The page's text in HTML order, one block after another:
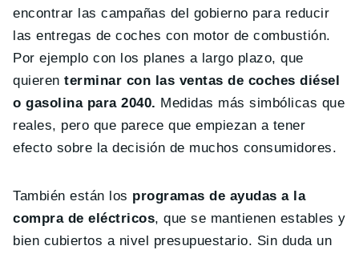
encontrar las campañas del gobierno para reducir
las entregas de coches con motor de combustión.
Por ejemplo con los planes a largo plazo, que
quierenterminar con las ventas de coches diésel
o gasolina para 2040. Medidas más simbólicas que
reales, pero que parece que empiezan a tener
efecto sobre la decisión de muchos consumidores.
También están los programas de ayudas a la
compra de eléctricos, que se mantienen estables y
bien cubiertos a nivel presupuestario. Sin duda un